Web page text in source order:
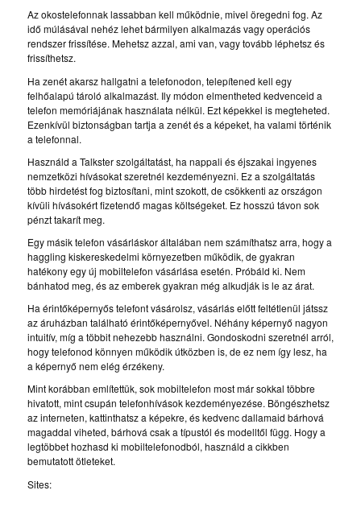
Az okostelefonnak lassabban kell működnie, mivel öregedni fog. Az
idő múlásával nehéz lehet bármilyen alkalmazás vagy operációs
rendszer frissítése. Mehetsz azzal, ami van, vagy tovább léphetsz és
frissíthetsz.
Ha zenét akarsz hallgatni a telefonodon, telepítened kell egy
felhőalapú tároló alkalmazást. Ily módon elmentheted kedvenceid a
telefon memóriájának használata nélkül. Ezt képekkel is megteheted.
Ezenkívül biztonságban tartja a zenét és a képeket, ha valami történik
a telefonnal.
Használd a Talkster szolgáltatást, ha nappali és éjszakai ingyenes
nemzetközi hívásokat szeretnél kezdeményezni. Ez a szolgáltatás
több hirdetést fog biztosítani, mint szokott, de csökkenti az országon
kívüli hívásokért fizetendő magas költségeket. Ez hosszú távon sok
pénzt takarít meg.
Egy másik telefon vásárláskor általában nem számíthatsz arra, hogy a
haggling kiskereskedelmi környezetben működik, de gyakran
hatékony egy új mobiltelefon vásárlása esetén. Próbáld ki. Nem
bánhatod meg, és az emberek gyakran még alkudják is le az árat.
Ha érintőképernyős telefont vásárolsz, vásárlás előtt feltétlenül játssz
az áruházban található érintőképernyővel. Néhány képernyő nagyon
intuitív, míg a többit nehezebb használni. Gondoskodni szeretnél arról,
hogy telefonod könnyen működik útközben is, de ez nem így lesz, ha
a képernyő nem elég érzékeny.
Mint korábban említettük, sok mobiltelefon most már sokkal többre
hivatott, mint csupán telefonhívások kezdeményezése. Böngészhetsz
az interneten, kattinthatsz a képekre, és kedvenc dallamaid bárhová
magaddal viheted, bárhová csak a típustól és modelltől függ. Hogy a
legtöbbet hozhasd ki mobiltelefonodból, használd a cikkben
bemutatott ötleteket.
Sites: